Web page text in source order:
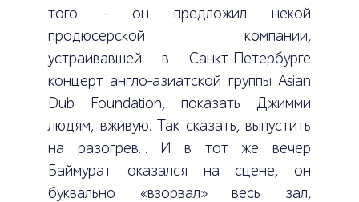
того – он предложил некой
продюсерской компании,
устраивавшей в Санкт-Петербурге
концерт англо-азиатской группы Asian
Dub Foundation, показать Джимми
людям, вживую. Так сказать, выпустить
на разогрев… И в тот же вечер
Баймурат оказался на сцене, он
буквально «взорвал» весь зал,